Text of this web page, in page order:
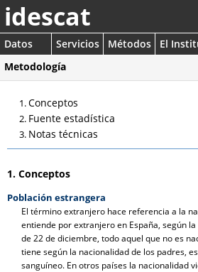
idescat
Datos Servicios Métodos
El
Metodología
Conceptos
Fuente estadística
Notas técnicas
1. Conceptos
Población estrangera
El término extranjero hace referencia a la
entiende por extranjero en España, según
de 22 de diciembre, todo aquel que no es
tiene según la nacionalidad de los padres,
sanguíneo. En otros países la nacionalidad